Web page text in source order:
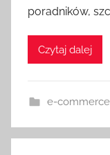
poradników,
Czytaj dalej
e-commerce